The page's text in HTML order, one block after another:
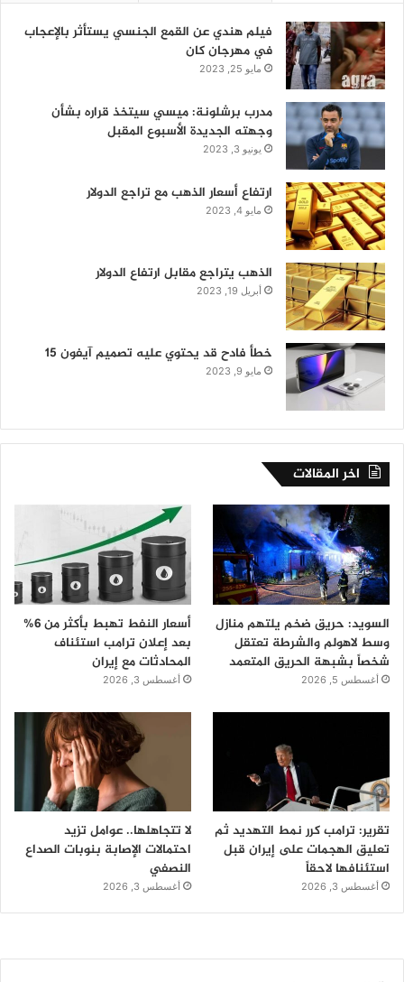
فيلم هندي عن القمع الجنسي يستأثر بالإعجاب
في مهرجان كان
مايو 25, 2023
مدرب برشلونة: ميسي سيتخذ قراره بشأن
وجهته الجديدة الأسبوع المقبل
يونيو 3, 2023
ارتفاع أسعار الذهب مع تراجع الدولار
مايو 4, 2023
الذهب يتراجع مقابل ارتفاع الدولار
أبريل 19, 2023
خطأ فادح قد يحتوي عليه تصميم آيفون 15
مايو 9, 2023
اخر المقالات
السويد: حريق ضخم يلتهم منازل
وسط لاهولم والشرطة تعتقل
شخصاً بشبهة الحريق المتعمد
أغسطس 5, 2026
أسعار النفط تهبط بأكثر من 6%
بعد إعلان ترامب استئناف
المحادثات مع إيران
أغسطس 3, 2026
تقرير: ترامب كرر نمط التهديد ثم
تعليق الهجمات على إيران قبل
استئنافها لاحقاً
أغسطس 3, 2026
لا تتجاهلها.. عوامل تزيد
احتمالات الإصابة بنوبات الصداع
النصفي
أغسطس 3, 2026